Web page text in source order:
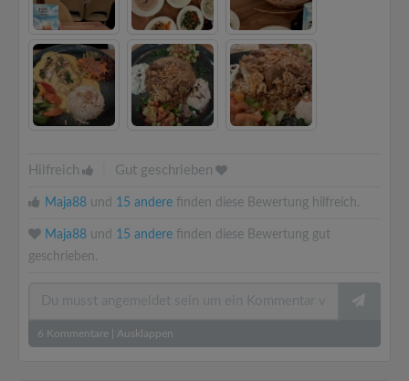
Hilfreich Gut geschrieben
Maja88 und 15 andere finden diese Bewertung hilfreich.
Maja88 und 15 andere finden diese Bewertung gut
geschrieben.
6 Kommentare Ausklappen